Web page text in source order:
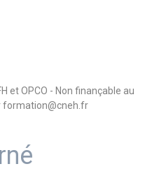
et OPCO - Non finançable au
formation@cneh.fr